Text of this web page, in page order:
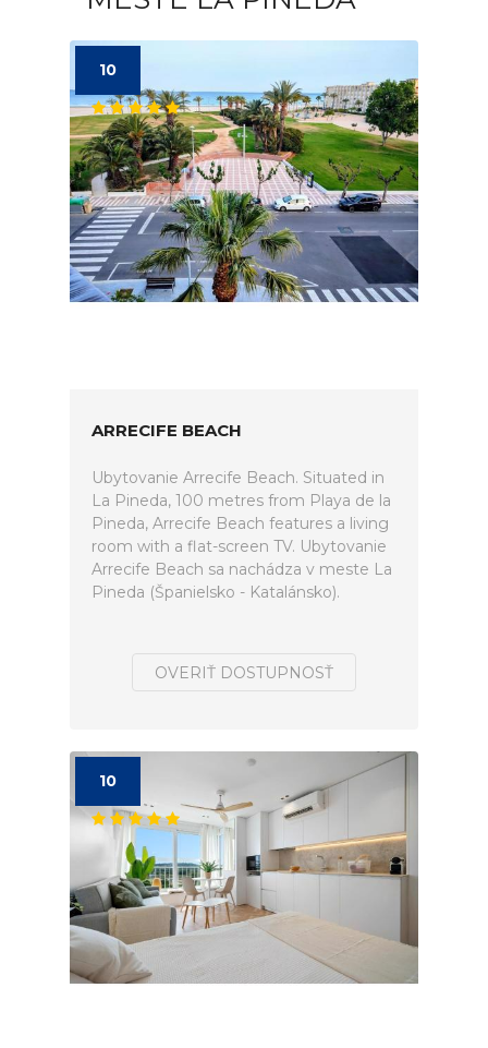
10
ARRECIFE BEACH
Ubytovanie Arrecife Beach. Situated in
La Pineda, 100 metres from Playa de la
Pineda, Arrecife Beach features a living
room with a flat-screen TV. Ubytovanie
Arrecife Beach sa nachádza v meste La
Pineda (Španielsko - Katalánsko).
OVERIŤ DOSTUPNOSŤ
10